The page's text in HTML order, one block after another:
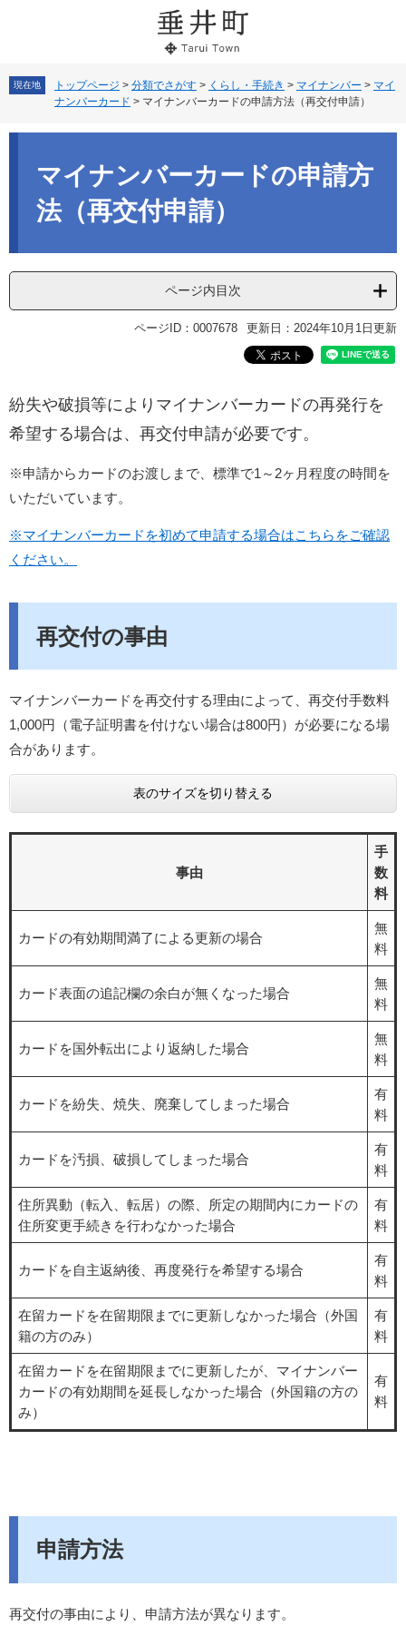
現在地 トップページ > 分類でさがす > くらし・手続き > マイナンバー > マイ
ナンバーカード > マイナンバーカードの申請方法（再交付申請）
マイナンバーカードの申請方
法（再交付申請）
ページ内目次
ページID：0007678 更新日：2024年10月1日更新
紛失や破損等によりマイナンバーカードの再発行を
希望する場合は、再交付申請が必要です。
※申請からカードのお渡しまで、標準で1～2ヶ月程度の時間を
いただいています。
※マイナンバーカードを初めて申請する場合はこちらをご確認
ください。
再交付の事由
マイナンバーカードを再交付する理由によって、再交付手数料
1,000円（電子証明書を付けない場合は800円）が必要になる場
合があります。
表のサイズを切り替える
事由
手
数
料
カードの有効期間満了による更新の場合
無
料
カード表面の追記欄の余白が無くなった場合
無
料
カードを国外転出により返納した場合
無
料
カードを紛失、焼失、廃棄してしまった場合
有
料
カードを汚損、破損してしまった場合
有
料
住所異動（転入、転居）の際、所定の期間内にカードの
住所変更手続きを行わなかった場合
有
料
カードを自主返納後、再度発行を希望する場合
有
料
在留カードを在留期限までに更新しなかった場合（外国
籍の方のみ）
有
料
在留カードを在留期限までに更新したが、マイナンバー
カードの有効期間を延長しなかった場合（外国籍の方の
み）
有
料
申請方法
再交付の事由により、申請方法が異なります。